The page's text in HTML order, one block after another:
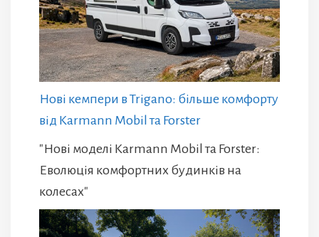
Нові кемпери в Trigano: більше комфорту
від Karmann Mobil та Forster
"Нові моделі Karmann Mobil та Forster:
Еволюція комфортних будинків на
колесах"